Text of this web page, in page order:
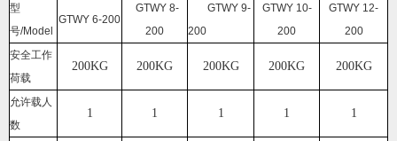
型
号/Model
GTWY 6-200
GTWY 8-
200
GTWY 9-
200
GTWY 10-
200
GTWY 12-
200
安全工作
荷载
200KG 200KG 200KG 200KG 200KG
允许载人
数
1 1 1 1 1